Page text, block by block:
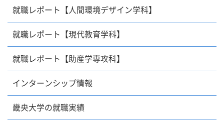
就職レポート【人間環境デザイン学科】
就職レポート【現代教育学科】
就職レポート【助産学専攻科】
インターンシップ情報
畿央大学の就職実績